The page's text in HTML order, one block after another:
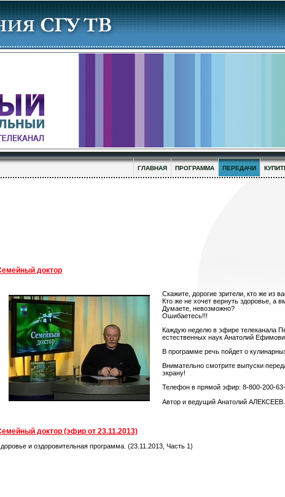
ГЛАВНАЯ ПРОГРАММА ПЕРЕДАЧИ
доктор
Скажите, дорогие зрители, кто же из
Кто же не хочет вернуть здоровье, а
Думаете, невозможно?
Ошибаетесь!!!
Каждую неделю в эфире телеканала
естественных наук Анатолий
В программе речь пойдет о
Внимательно смотрите выпуски
экрану!
Телефон в прямой эфир: 8-800-200-63-
Автор и ведущий Анатолий АЛЕКСЕЕВ.
доктор (эфир от 23.11.2013)
и оздоровительная программа. (23.11.2013, Часть 1)